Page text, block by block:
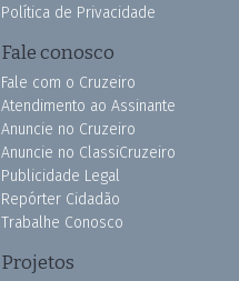
Política de Privacidade
Fale conosco
Fale com o Cruzeiro
Atendimento ao Assinante
Anuncie no Cruzeiro
Anuncie no ClassiCruzeiro
Publicidade Legal
Repórter Cidadão
Trabalhe Conosco
Projetos